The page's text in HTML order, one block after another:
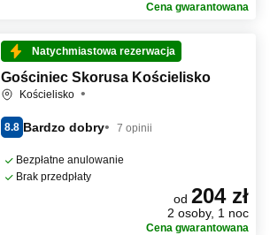
Cena gwarantowana
Natychmiastowa rezerwacja
Gościniec Skorusa Kościelisko
Kościelisko
8.8 Bardzo dobry 7 opinii
Bezpłatne anulowanie
Brak przedpłaty
od 204 zł
2 osoby, 1 noc
Cena gwarantowana